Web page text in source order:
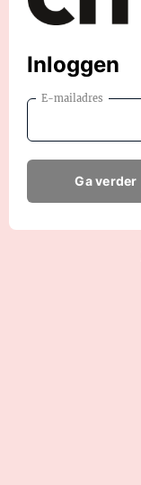
Inloggen
E-mailadres
Ga verder